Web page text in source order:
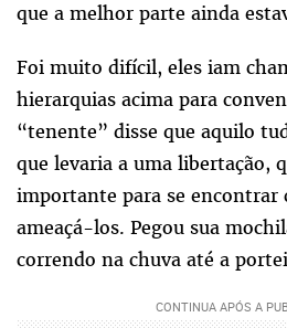
que a melhor parte ainda
Foi muito difícil, eles iam
hierarquias acima para
“tenente” disse que aquilo
que levaria a uma libertação,
importante para se encontrar
ameaçá-los. Pegou sua
correndo na chuva até a